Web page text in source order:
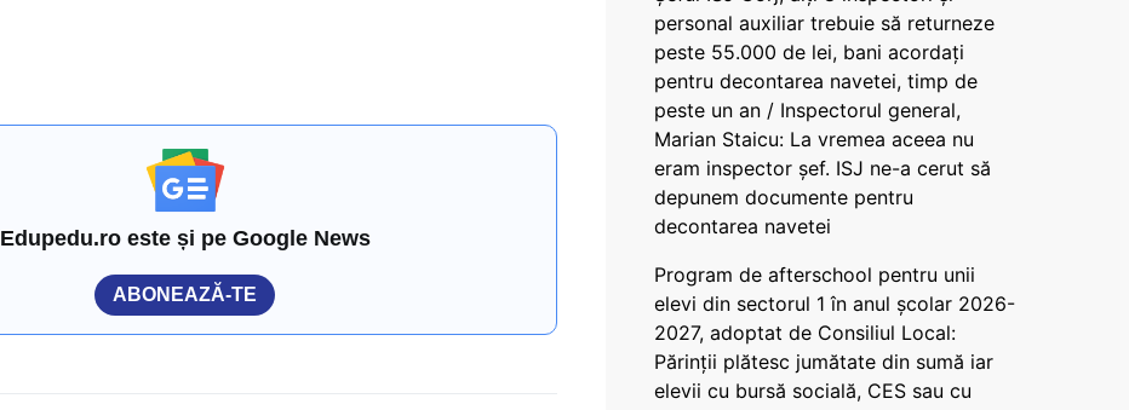
Edupedu.ro este și pe Google News
ABONEAZĂ-TE
personal auxiliar trebuie să returneze
peste 55.000 de lei, bani acordați
pentru decontarea navetei, timp de
peste un an / Inspectorul general,
Marian Staicu: La vremea aceea nu
eram inspector șef. ISJ ne-a cerut să
depunem documente pentru
decontarea navetei
Program de afterschool pentru unii
elevi din sectorul 1 în anul școlar 2026-
2027, adoptat de Consiliul Local:
Părinții plătesc jumătate din sumă iar
elevii cu bursă socială, CES sau cu